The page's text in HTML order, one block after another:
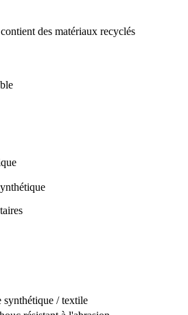
des matériaux recyclés
synthétique / textile